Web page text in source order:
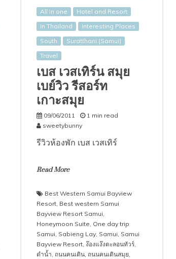
All in one
Hotel and Resort
In Thailand
Interesting Places
South
Suratthani (Samui)
Travel
เบส เวสเทิร์น สมุย
เบย์วิว รีสอร์ท
เกาะสมุย
09/06/2011
1 min read
sweetybunny
รีวิวห้องพัก เบส เวสเทิร์
Read More
Best Western Samui Bayview
Resort, Best western Samui
Bayview Resort Samui,
Honeymoon Suite, One day trip
Samui, Sabieng Lay, Samui, Samui
Bayview Resort, ง๊องแง๊งตะลอนทัวร์,
ดำน้ำ, ถนนคนเดิน, ถนนคนเดินสมุย,